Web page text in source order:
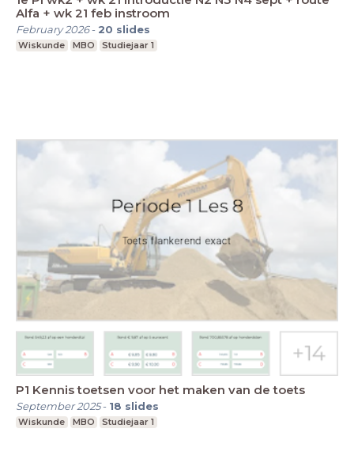
Alfa + wk 21 feb instroom
February 2026- 20 slides
Wiskunde MBO Studiejaar 1
P1 Kennis toetsen voor het maken van de toets
September 2025- 18 slides
Wiskunde MBO Studiejaar 1